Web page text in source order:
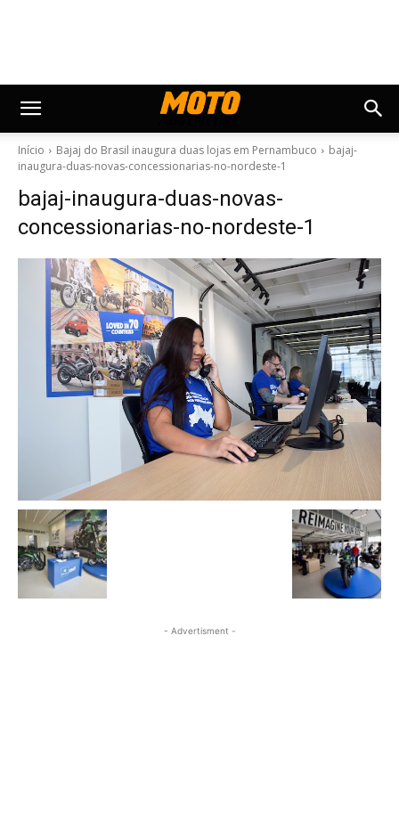
Início Bajaj do Brasil inaugura duas lojas em Pernambuco
bajaj-
inaugura-duas-novas-concessionarias-no-nordeste-1
bajaj-inaugura-duas-novas-
concessionarias-no-nordeste-1
- Advertisment -